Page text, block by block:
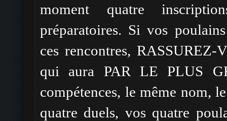
moment quatre
préparatoires. Si vos
ces rencontres,
qui aura PAR LE PLUS
compétences, le même nom,
quatre duels, vos quatre